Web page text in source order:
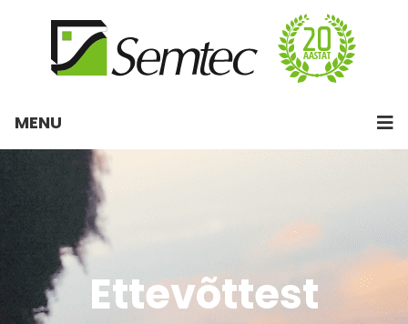
MENU
Ettevõttest